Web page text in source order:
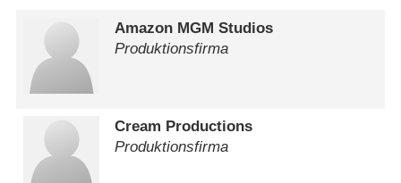
Amazon MGM Studios
Produktionsfirma
Cream Productions
Produktionsfirma